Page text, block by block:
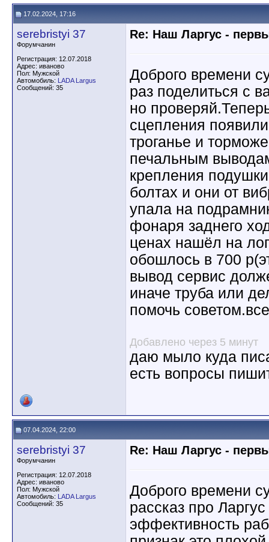
17.02.2024, 17:16
serebristyi 37
Форумчанин
Регистрация: 12.07.2018
Адрес: иваново
Пол: Мужской
Автомобиль: LADA Largus
Сообщений: 35
Re: Наш Ларгус -
Доброго времени
раз поделиться с
но
сцепления
троганье и
печальным
крепления
болтах и они от
упала на
фонаря заднего
ценах нашёл на
обошлось в 700
вывод сервис
иначе труба или
помочь
Добавлено через 5 минут
даю мыло куда
есть вопросы
07.04.2024, 22:00
serebristyi 37
Форумчанин
Регистрация: 12.07.2018
Адрес: иваново
Пол: Мужской
Автомобиль: LADA Largus
Сообщений: 35
Re: Наш Ларгус -
Доброго времени
рассказ про
эффективность